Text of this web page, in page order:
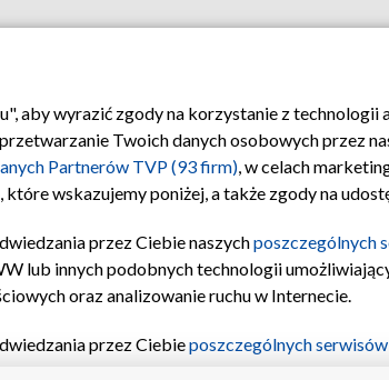
Regulamin TVP Polityka prywatności
aby wyrazić zgody na korzystanie z
Twoich danych osobowych przez
Partnerów TVP (93 firm), w celach
wskazujemy poniżej, a także zgody na
przez Ciebie naszychposzczególnych
lub innych podobnych technologii
oraz analizowanie ruchu w Internecie.
przez Ciebieposzczególnych serwisów